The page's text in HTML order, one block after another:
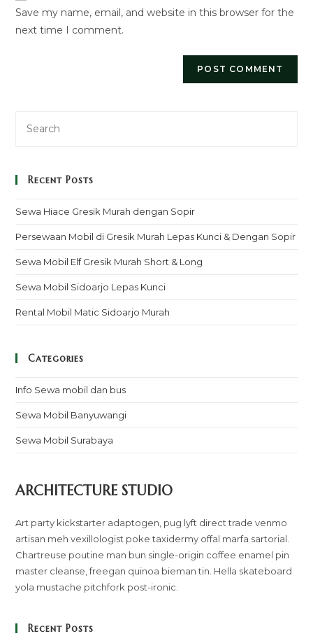
(optional)
Save my name, email, and website in this browser for the
next time I comment.
Recent Posts
Sewa Hiace Gresik Murah dengan Sopir
Persewaan Mobil di Gresik Murah Lepas Kunci & Dengan Sopir
Sewa Mobil Elf Gresik Murah Short & Long
Sewa Mobil Sidoarjo Lepas Kunci
Rental Mobil Matic Sidoarjo Murah
Categories
Info Sewa mobil dan bus
Sewa Mobil Banyuwangi
Sewa Mobil Surabaya
ARCHITECTURE STUDIO
Art party kickstarter adaptogen, pug lyft direct trade venmo
artisan meh vexillologist poke taxidermy offal marfa sartorial.
Chartreuse poutine man bun single-origin coffee enamel pin
master cleanse, freegan quinoa bieman tin. Hella skateboard
yola mustache pitchfork post-ironic.
Recent Posts